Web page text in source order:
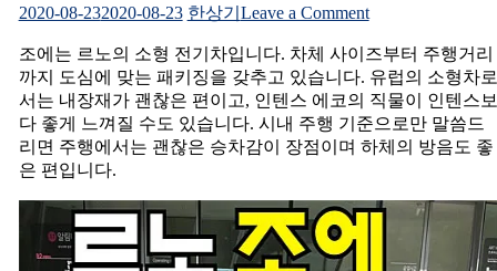
2020-08-232020-08-23 한상기 Leave a Commenton
영
상
시
승
기]
조
조에는 르노의 소형 전기차입니다. 차체 사이즈부터 주행거리
까지 도심에 맞는 패키징을 갖추고 있습니다. 유럽의 소형차로
서는 내장재가 괜찮은 편이고, 인텐스 에코의 직물이 인텐스보
다 좋게 느껴질 수도 있습니다. 시내 주행 기준으로만 말씀드
리면 주행에서는 괜찮은 승차감이 장점이며 하체의 방음도 좋
은 편입니다.